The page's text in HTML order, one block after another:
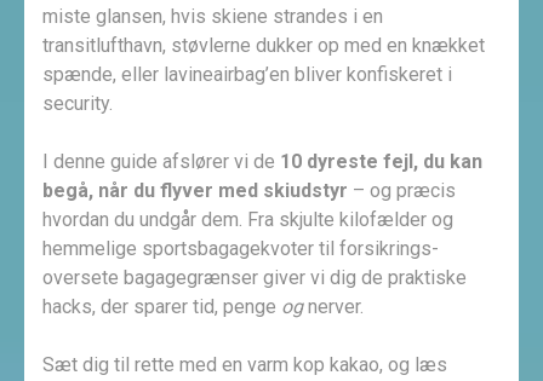
miste glansen, hvis skiene strandes i en
transitlufthavn, støvlerne dukker op med en knækket
spænde, eller lavine­airbag’en bliver konfiskeret i
security.
I denne guide afslører vi de 10 dyreste fejl, du kan
begå, når du flyver med skiudstyr – og præcis
hvordan du undgår dem. Fra skjulte kilo­fælder og
hemmelige sportsbagage­kvoter til forsikrings­
oversete bagagegrænser giver vi dig de praktiske
hacks, der sparer tid, penge ognerver.
Sæt dig til rette med en varm kop kakao, og læs